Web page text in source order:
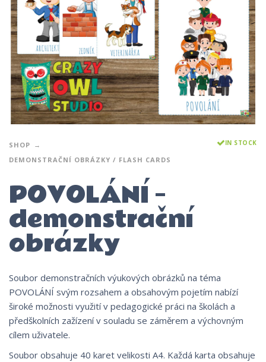
SHOP
DEMONSTRAČNÍ OBRÁZKY / FLASH CARDS
IN STOCK
POVOLÁNÍ –
demonstrační
obrázky
Soubor demonstračních výukových obrázků na téma
POVOLÁNÍ svým rozsahem a obsahovým pojetím nabízí
široké možnosti využití v pedagogické práci na školách a
předškolních zažízení v souladu se záměrem a výchovným
cílem uživatele.
Soubor obsahuje 40 karet velikosti A4. Každá karta obsahuje